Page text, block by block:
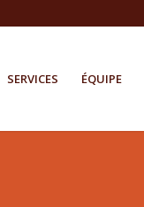
SERVICES ÉQUIPE